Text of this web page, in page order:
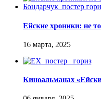
Ейские хроники: не
Киноальманах